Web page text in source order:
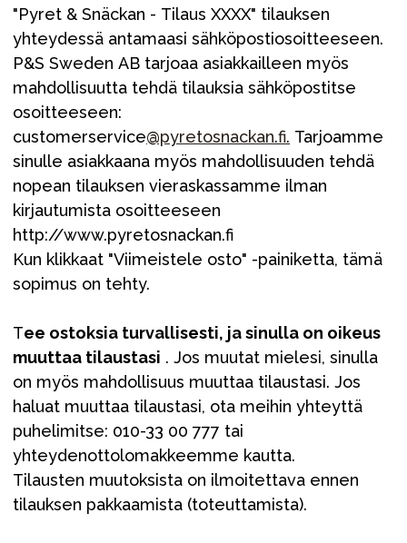
"Pyret & Snäckan - Tilaus XXXX" tilauksen
yhteydessä antamaasi sähköpostiosoitteeseen.
P&S Sweden AB tarjoaa asiakkailleen myös
mahdollisuutta tehdä tilauksia sähköpostitse
osoitteeseen:
customerservice@pyretosnackan.fi. Tarjoamme
sinulle asiakkaana myös mahdollisuuden tehdä
nopean tilauksen vieraskassamme ilman
kirjautumista osoitteeseen
http://www.pyretosnackan.fi
Kun klikkaat "Viimeistele osto" -painiketta, tämä
sopimus on tehty.
Tee ostoksia turvallisesti, ja sinulla on oikeus
muuttaa tilaustasi . Jos muutat mielesi, sinulla
on myös mahdollisuus muuttaa tilaustasi. Jos
haluat muuttaa tilaustasi, ota meihin yhteyttä
puhelimitse: 010-33 00 777 tai
yhteydenottolomakkeemme kautta.
Tilausten muutoksista on ilmoitettava ennen
tilauksen pakkaamista (toteuttamista).